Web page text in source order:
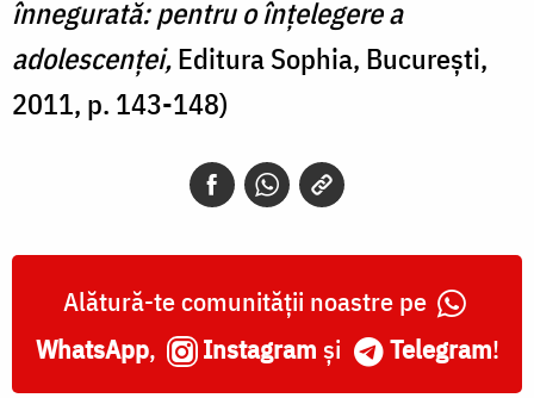
înnegurată: pentru o înţelegere a
adolescenţei,Editura Sophia, Bucureşti,
2011, p. 143-148)
Alătură-te comunității noastre pe
WhatsApp, Instagram și Telegram!